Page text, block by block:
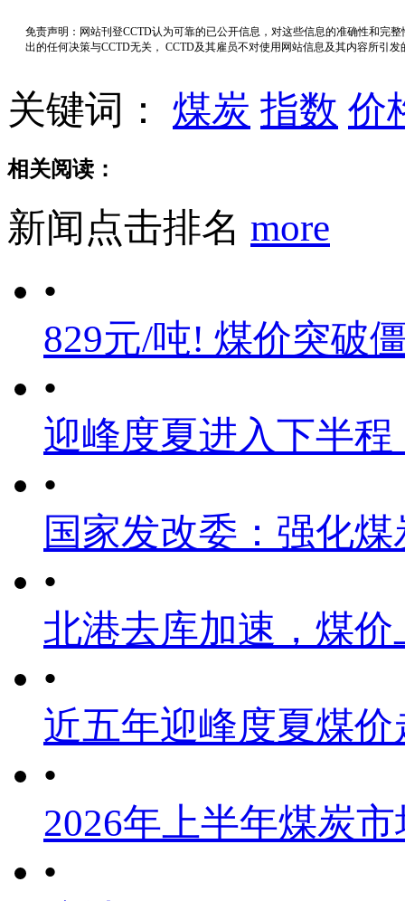
免责声明：网站刊登CCTD认为可靠的已公开信息，对这些信息的准确性和完
出的任何决策与CCTD无关， CCTD及其雇员不对使用网站信息及其内容所引
关键词： 煤炭 指数 价
相关阅读：
新闻点击排名 more
•
829元/吨! 煤价突破
•
迎峰度夏进入下半
•
国家发改委：强化
•
北港去库加速，煤
•
近五年迎峰度夏煤价
•
2026年上半年煤炭
•